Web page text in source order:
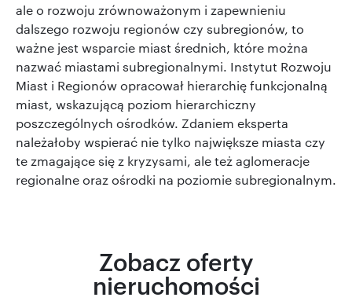
ale o rozwoju zrównoważonym i zapewnieniu
dalszego rozwoju regionów czy subregionów, to
ważne jest wsparcie miast średnich, które można
nazwać miastami subregionalnymi. Instytut Rozwoju
Miast i Regionów opracował hierarchię funkcjonalną
miast, wskazującą poziom hierarchiczny
poszczególnych ośrodków. Zdaniem eksperta
należałoby wspierać nie tylko największe miasta czy
te zmagające się z kryzysami, ale też aglomeracje
regionalne oraz ośrodki na poziomie subregionalnym.
Zobacz oferty
nieruchomości